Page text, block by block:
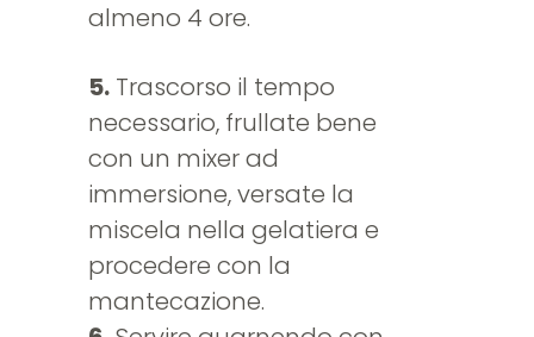
almeno 4 ore.
5. Trascorso il tempo
necessario, frullate bene
con un mixer ad
immersione, versate la
miscela nella gelatiera e
procedere con la
mantecazione.